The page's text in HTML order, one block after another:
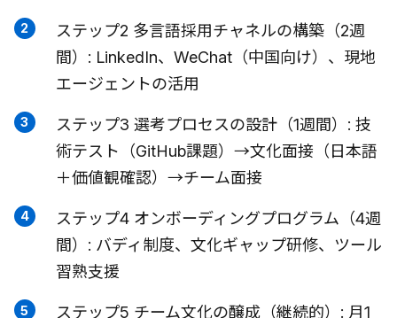
ステップ2 多言語採用チャネルの構築（2週
間）: LinkedIn、WeChat（中国向け）、現地
エージェントの活用
ステップ3 選考プロセスの設計（1週間）: 技
術テスト（GitHub課題）→文化面接（日本語
＋価値観確認）→チーム面接
ステップ4 オンボーディングプログラム（4週
間）: バディ制度、文化ギャップ研修、ツール
習熟支援
ステップ5 チーム文化の醸成（継続的）: 月1